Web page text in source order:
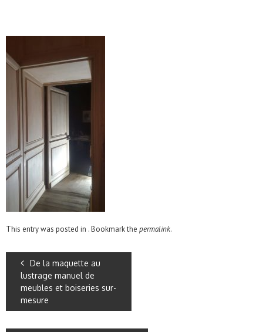
This entry was posted in . Bookmark the permalink.
De la maquette au
lustrage manuel de
meubles et boiseries sur-
mesure